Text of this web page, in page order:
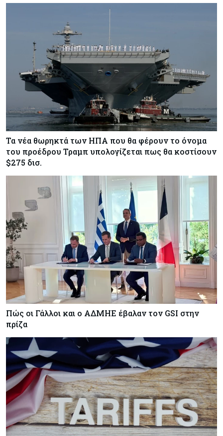
Τα νέα θωρηκτά των ΗΠΑ που θα φέρουν το όνομα
του προέδρου Τραμπ υπολογίζεται πως θα κοστίσουν
$275 δισ.
Πώς οι Γάλλοι και ο ΑΔΜΗΕ έβαλαν τον GSI στην
πρίζα